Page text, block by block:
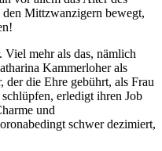
Mittzwanzigern bewegt,
mehr als das, nämlich
Kammerloher als
der die Ehre gebührt, als Frau
erledigt ihren Job
und
schwer dezimiert,